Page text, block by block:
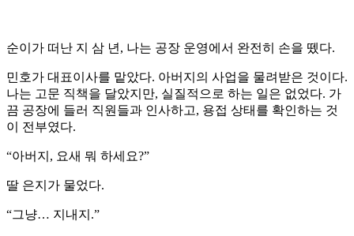
순이가 떠난 지 삼 년, 나는 공장 운영에서 완전히 손을 뗐다.
민호가 대표이사를 맡았다. 아버지의 사업을 물려받은 것이다.
나는 고문 직책을 달았지만, 실질적으로 하는 일은 없었다. 가
끔 공장에 들러 직원들과 인사하고, 용접 상태를 확인하는 것
이 전부였다.
“아버지, 요새 뭐 하세요?”
딸 은지가 물었다.
“그냥… 지내지.”